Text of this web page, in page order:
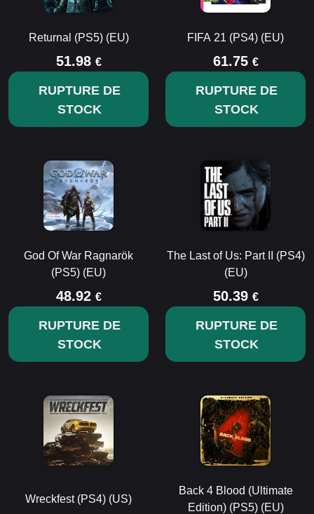
Returnal (PS5) (EU)
51.98 €
RUPTURE DE
STOCK
FIFA 21 (PS4) (EU)
61.75 €
RUPTURE DE
STOCK
God Of War Ragnarök
(PS5) (EU)
48.92 €
RUPTURE DE
STOCK
The Last of Us: Part II (PS4)
(EU)
50.39 €
RUPTURE DE
STOCK
Wreckfest (PS4) (US)
Back 4 Blood (Ultimate
Edition) (PS5) (EU)